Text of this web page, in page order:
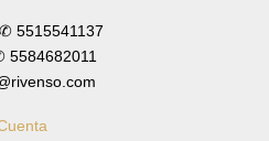
5515541137
5584682011